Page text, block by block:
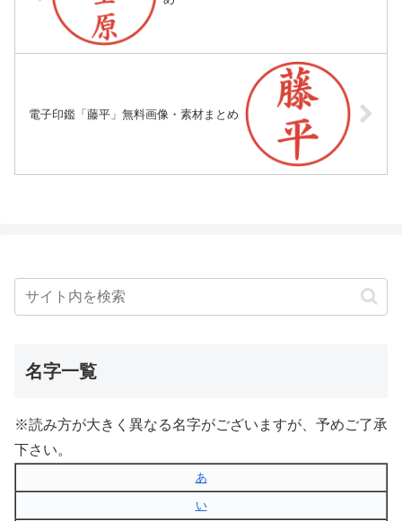
電子印鑑「藤平」無料画像・素材まとめ
名字一覧
※読み方が大きく異なる名字がございますが、予めご了承
下さい。
あ
い